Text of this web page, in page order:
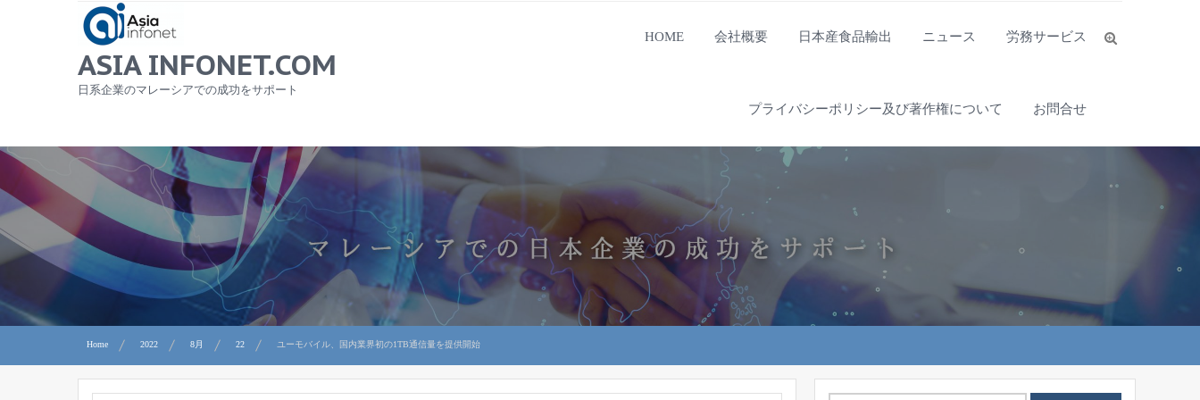
ASIA INFONET.COM
日系企業のマレーシアでの成功をサポート
HOME 会社概要 日本産食品輸出 ニュース 労務サービス
プライバシーポリシー及び著作権について お問合せ
Home 2022 8月 22 ユーモバイル、国内業界初の1TB通信量を提供開始